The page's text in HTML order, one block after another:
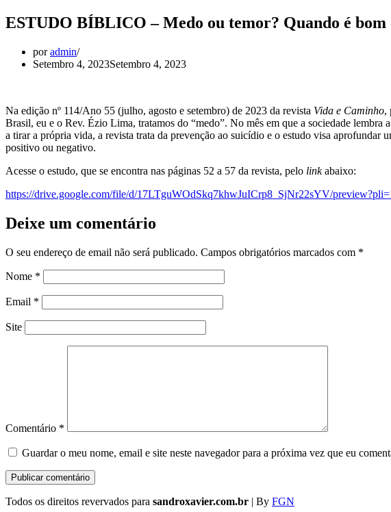
ESTUDO BÍBLICO – Medo ou temor? Quando é bom
poradmin
Setembro 4, 2023Setembro 4, 2023
Na edição nº 114/Ano 55 (julho, agosto e setembro) de 2023 da revista Vida e Caminho,
Brasil, eu e o Rev. Ézio Lima, tratamos do “medo”. No mês em que a sociedade lembra
a tirar a própria vida, a revista trata da prevenção ao suicídio e o estudo visa aprofundar
positivo ou negativo.
Acesse o estudo, que se encontra nas páginas 52 a 57 da revista, pelo linkabaixo:
https://drive.google.com/file/d/17LTguWOdSkq7khwJuICrp8_SjNr22sYV/
Deixe um comentário
O seu endereço de email não será publicado. Campos obrigatórios marcados com *
Nome *
Email *
Site
Comentário *
Guardar o meu nome, email e site neste navegador para a próxima vez que eu
Todos os direitos revervados para sandroxavier.com.br | By FGN